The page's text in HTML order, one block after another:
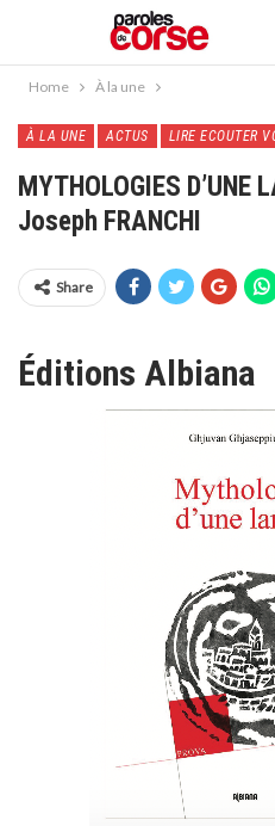
Home À la une
À LA UNE ACTUS LIRE ECOUTER
MYTHOLOGIES D’UNE
Joseph FRANCHI
Share
Éditions Albiana